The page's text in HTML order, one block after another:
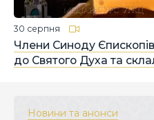
Члени Синоду
до Святого Духа та
30 серпня
Новини та анонси